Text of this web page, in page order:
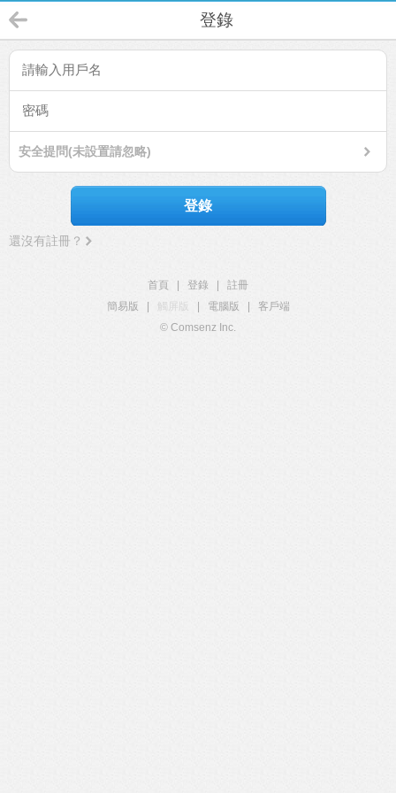
登錄
安全提問(未設置請忽略)
登錄
還沒有註冊？
首頁 登錄
註冊
簡易版
觸屏版 電腦版
客戶端
© Comsenz Inc.